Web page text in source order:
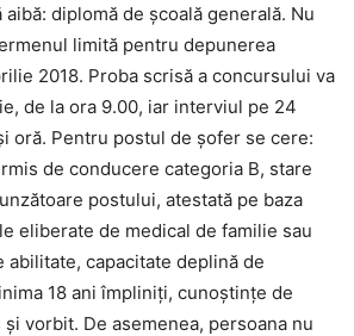
diplomă de şcoală generală. Nu
limită pentru depunerea
2018. Proba scrisă a concursului va
de la ora 9.00, iar interviul pe 24
oră. Pentru postul de șofer se cere:
de conducere categoria B, stare
postului, atestată pe baza
eliberate de medical de familie sau
abilitate, capacitate deplină de
18 ani împliniți, cunoștințe de
vorbit. De asemenea, persoana nu